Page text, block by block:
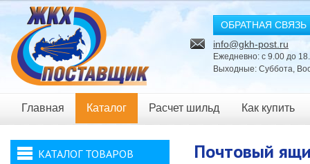
ОБРАТНАЯ СВЯЗЬ
info@gkh-post.ru
Ежедневно: с 9.00 до
Выходные: Суббота,
Главная Каталог Расчет шильд Как купить
Новости
КАТАЛОГ ТОВАРОВ Почтовый